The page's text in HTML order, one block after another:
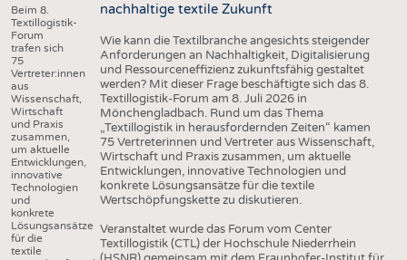
Beim 8.
Textillogistik-
Forum
trafen sich
75
Vertreter:innen
aus
Wissenschaft,
Wirtschaft
und Praxis
zusammen,
um aktuelle
Entwicklungen,
innovative
Technologien
und
konkrete
Lösungsansätze
für die
textile
nachhaltige textile Zukunft
Wie kann die Textilbranche angesichts steigender
Anforderungen an Nachhaltigkeit, Digitalisierung
und Ressourceneffizienz zukunftsfähig gestaltet
werden? Mit dieser Frage beschäftigte sich das 8.
Textillogistik-Forum am 8. Juli 2026 in
Mönchengladbach. Rund um das Thema
„Textillogistik in herausfordernden Zeiten“ kamen
75 Vertreterinnen und Vertreter aus Wissenschaft,
Wirtschaft und Praxis zusammen, um aktuelle
Entwicklungen, innovative Technologien und
konkrete Lösungsansätze für die textile
Wertschöpfungskette zu diskutieren.
Veranstaltet wurde das Forum vom Center
Textillogistik (CTL) der Hochschule Niederrhein